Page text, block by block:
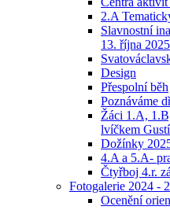
2.A
Slavnostní
13. října 2025
Design
Přespolní běh
Poznáváme
Žáci 1.A,
lvíčkem
Dožínky
4.A a 5.A-
Čtyřboj 4.r.
Fotogalerie 2024 -
Ocenění